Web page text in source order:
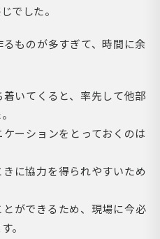
でした。
ものが多すぎて、時間に余
いてくると、率先して他部
ーションをとっておくのは
に協力を得られやすいため
ができるため、現場に今必
。